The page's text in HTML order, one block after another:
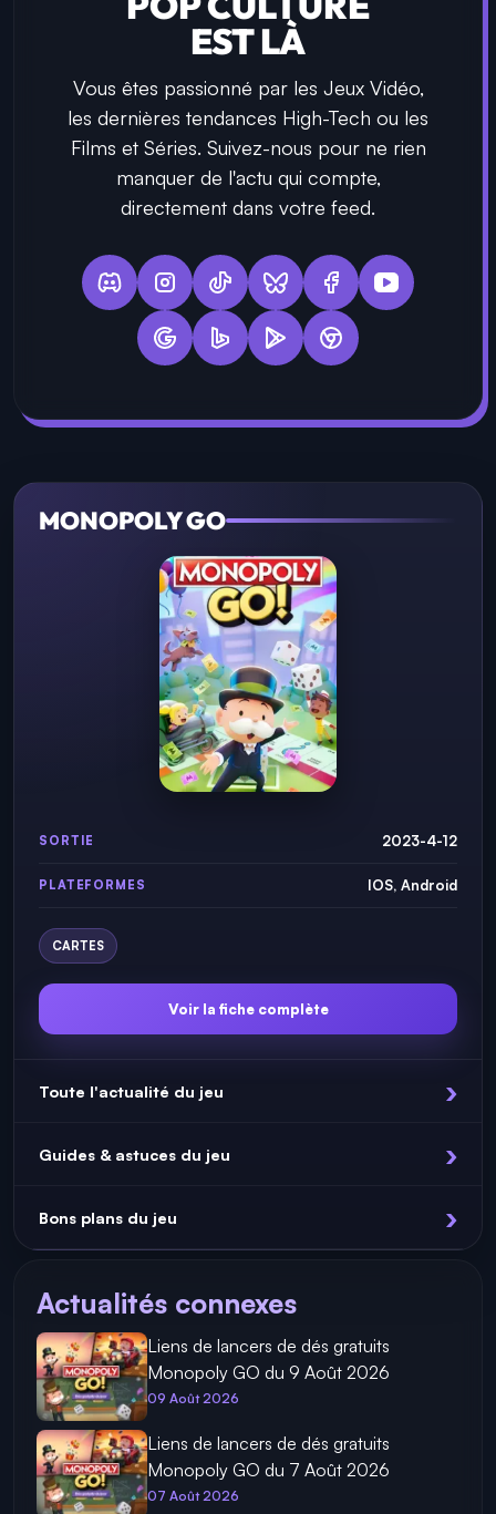
EST LÀ
Vous êtes passionné par les Jeux Vidéo,
les dernières tendances High-Tech ou les
Films et Séries. Suivez-nous pour ne rien
manquer de l'actu qui compte,
directement dans votre feed.
MONOPOLY GO
SORTIE 2023-4-12
PLATEFORMES IOS, Android
CARTES
Voir la fiche complète
Toute l'actualité du jeu
Guides & astuces du jeu
Bons plans du jeu
Actualités connexes
Liens de lancers de dés gratuits
Monopoly GO du 9 Août 2026
09 Août 2026
Liens de lancers de dés gratuits
Monopoly GO du 7 Août 2026
07 Août 2026